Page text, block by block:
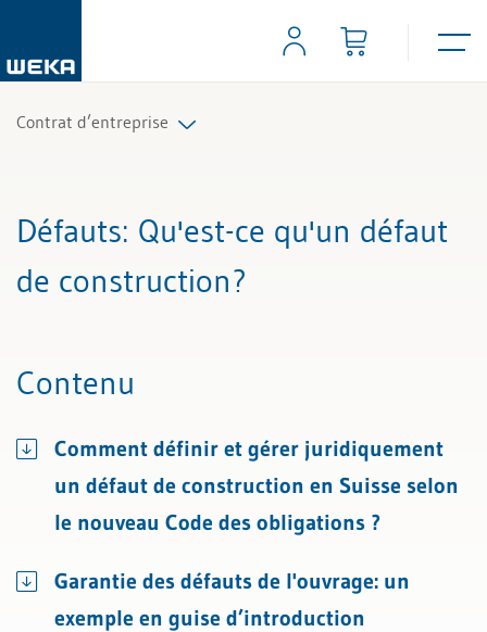
Contrat d’entreprise
Défauts: Qu'est-ce qu'un défaut
de construction?
Contenu
Comment définir et gérer juridiquement
un défaut de construction en Suisse selon
le nouveau Code des obligations ?
Garantie des défauts de l'ouvrage: un
exemple en guise d’introduction